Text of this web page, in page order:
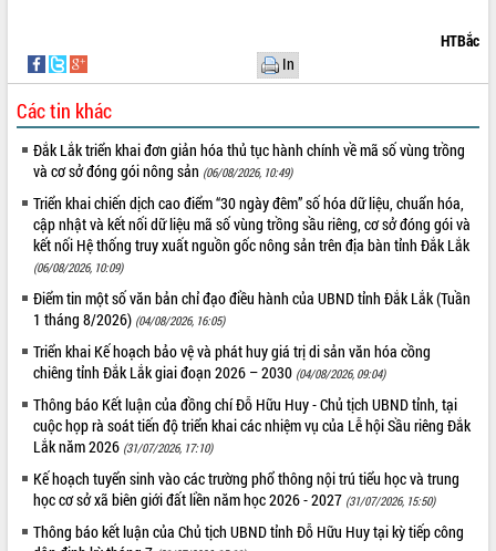
món ăn từ sầu riêng
Đắk Lắk công bố Quy hoạch và xúc
tiến đầu tư tỉnh
Ngành cá ngừ Đắk Lắk chủ động thích
ứng để giữ vững thị trường xuất khẩu
phá cơ chế - Hợp tác công tư
Đề án 06 tạo bước ngoặt đột phá trong
cải cách hành chính tỉnh Đắk Lắk
Kết nối tour, đẩy mạnh chuyển đổi số
để phát triển du lịch Đắk Lắk
tầng kỹ thuật Cụm công nghiệp Tân
Tiến
Gặp mặt các cơ quan báo chí nhân Kỷ
niệm 101 năm Ngày Báo chí Cách
mạng Việt Nam
Đắk Lắk sơ kết 4 năm triển khai thực
hiện Đề án 06 của Chính phủ
Họp báo thông tin về Hội nghị Công bố
HTBắc
In
Các tin khác
Đắk Lắk triển khai đơn giản hóa thủ tục hành chính về mã số vùng trồng
và cơ sở đóng gói nông sản (06/08/2026, 10:49)
Triển khai chiến dịch cao điểm “30 ngày đêm” số hóa dữ liệu, chuẩn hóa,
cập nhật và kết nối dữ liệu mã số vùng trồng sầu riêng, cơ sở đóng gói và
kết nối Hệ thống truy xuất nguồn gốc nông sản trên địa bàn tỉnh Đắk Lắk
(06/08/2026, 10:09)
Điểm tin một số văn bản chỉ đạo điều hành của UBND tỉnh Đắk Lắk (Tuần
1 tháng 8/2026) (04/08/2026, 16:05)
Triển khai Kế hoạch bảo vệ và phát huy giá trị di sản văn hóa cồng
chiêng tỉnh Đắk Lắk giai đoạn 2026 – 2030 (04/08/2026, 09:04)
Thông báo Kết luận của đồng chí Đỗ Hữu Huy - Chủ tịch UBND tỉnh, tại
cuộc họp rà soát tiến độ triển khai các nhiệm vụ của Lễ hội Sầu riêng Đắk
Lắk năm 2026 (31/07/2026, 17:10)
Kế hoạch tuyển sinh vào các trường phổ thông nội trú tiểu học và trung
học cơ sở xã biên giới đất liền năm học 2026 - 2027 (31/07/2026, 15:50)
Thông báo kết luận của Chủ tịch UBND tỉnh Đỗ Hữu Huy tại kỳ tiếp công